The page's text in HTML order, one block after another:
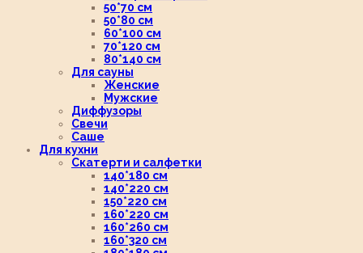
50*70 см
50*80 см
60*100 см
70*120 см
80*140 см
Для сауны
Женские
Мужские
Диффузоры
Свечи
Саше
Для кухни
Скатерти и салфетки
140*180 см
140*220 см
150*220 см
160*220 см
160*260 см
160*320 см